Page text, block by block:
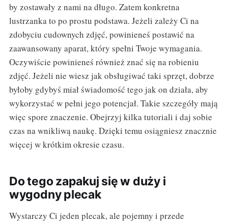
by zostawały z nami na długo. Zatem konkretna
lustrzanka to po prostu podstawa. Jeżeli zależy Ci na
zdobyciu cudownych zdjęć, powinieneś postawić na
zaawansowany aparat, który spełni Twoje wymagania.
Oczywiście powinieneś również znać się na robieniu
zdjęć. Jeżeli nie wiesz jak obsługiwać taki sprzęt, dobrze
byłoby gdybyś miał świadomość tego jak on działa, aby
wykorzystać w pełni jego potencjał. Takie szczegóły mają
więc spore znaczenie. Obejrzyj kilka tutoriali i daj sobie
czas na wnikliwą naukę. Dzięki temu osiągniesz znacznie
więcej w krótkim okresie czasu.
Do tego zapakuj się w duży i
wygodny plecak
Wystarczy Ci jeden plecak, ale pojemny i przede